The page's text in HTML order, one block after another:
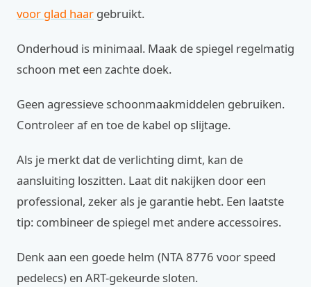
voor glad haar gebruikt.
Onderhoud is minimaal. Maak de spiegel regelmatig
schoon met een zachte doek.
Geen agressieve schoonmaakmiddelen gebruiken.
Controleer af en toe de kabel op slijtage.
Als je merkt dat de verlichting dimt, kan de
aansluiting loszitten. Laat dit nakijken door een
professional, zeker als je garantie hebt. Een laatste
tip: combineer de spiegel met andere accessoires.
Denk aan een goede helm (NTA 8776 voor speed
pedelecs) en ART-gekeurde sloten.